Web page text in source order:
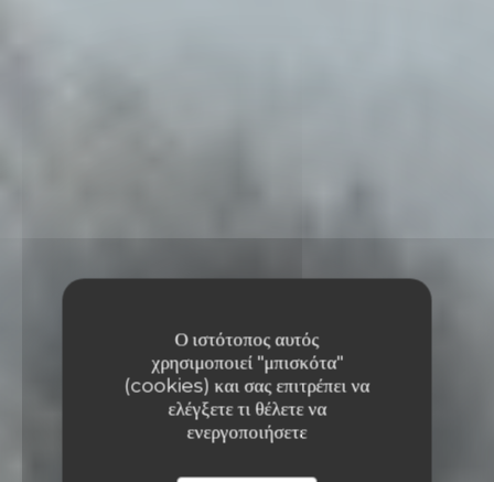
Ο ιστότοπος αυτός
χρησιμοποιεί "μπισκότα"
(cookies) και σας επιτρέπει να
ελέγξετε τι θέλετε να
ενεργοποιήσετε